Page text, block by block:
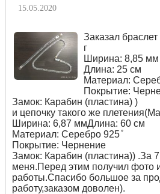
15.05.2020
Заказал
г
Ширина: 8,85 мм
Длина: 25 см
Материал:
Покрытие:
Замок: Карабин (пластина) )
и цепочку такого же
Ширина: 6,87 ммДлина: 60 см
Материал: Серебро 925 ̊
Покрытие: Чернение
Замок: Карабин (пластина)) .За
меня.Перед этим получил фото
работы.Спасибо большое за
работу,заказом доволен).